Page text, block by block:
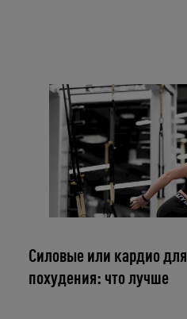
Силовые или кардио для
похудения: что лучше